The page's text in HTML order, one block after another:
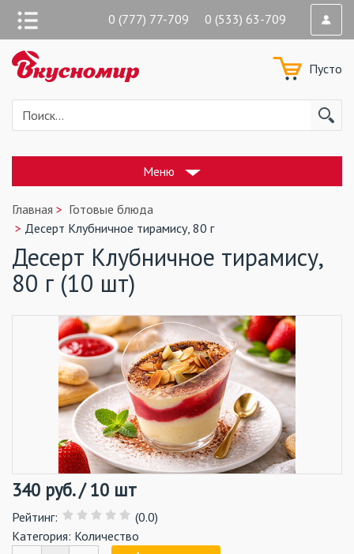
0 (777) 77-709 0 (533) 63-709
Пусто
Меню
Главная
Готовые блюда
Десерт Клубничное тирамису, 80 г
Десерт Клубничное тирамису,
80 г (10 шт)
340 руб./10 шт
Рейтинг:
(0.0)
Категория: Количество